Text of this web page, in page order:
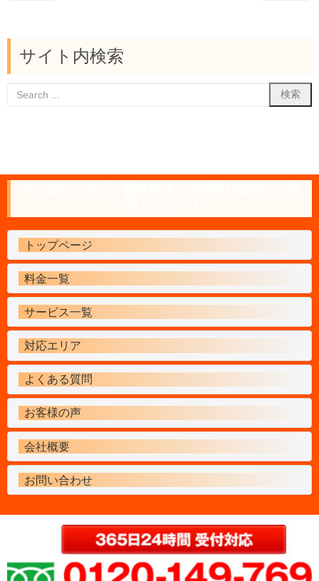
サイト内検索
トップページ
料金一覧
サービス一覧
対応エリア
よくある質問
お客様の声
会社概要
お問い合わせ